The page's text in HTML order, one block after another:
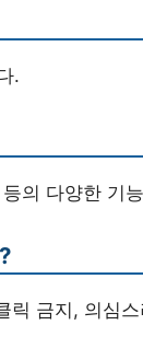
.
의 다양한 기
금지, 의심